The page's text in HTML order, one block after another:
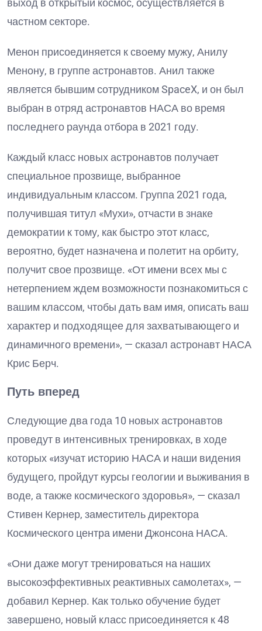
выход в открытый космос, осуществляется в
частном секторе.
Менон присоединяется к своему мужу, Анилу
Менону, в группе астронавтов. Анил также
является бывшим сотрудником SpaceX, и он был
выбран в отряд астронавтов НАСА во время
последнего раунда отбора в 2021 году.
Каждый класс новых астронавтов получает
специальное прозвище, выбранное
индивидуальным классом. Группа 2021 года,
получившая титул «Мухи», отчасти в знаке
демократии к тому, как быстро этот класс,
вероятно, будет назначена и полетит на орбиту,
получит свое прозвище. «От имени всех мы с
нетерпением ждем возможности познакомиться с
вашим классом, чтобы дать вам имя, описать ваш
характер и подходящее для захватывающего и
динамичного времени», — сказал астронавт НАСА
Крис Берч.
Путь вперед
Следующие два года 10 новых астронавтов
проведут в интенсивных тренировках, в ходе
которых «изучат историю НАСА и наши видения
будущего, пройдут курсы геологии и выживания в
воде, а также космического здоровья», — сказал
Стивен Кернер, заместитель директора
Космического центра имени Джонсона НАСА.
«Они даже могут тренироваться на наших
высокоэффективных реактивных самолетах», —
добавил Кернер. Как только обучение будет
завершено, новый класс присоединяется к 48